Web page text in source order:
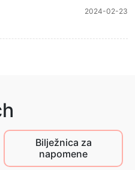
2024-02-23
Bilježnica za
napomene